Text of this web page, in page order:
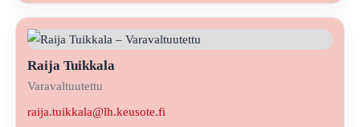
Raija Tuikkala
Varavaltuutettu
raija.tuikkala@lh.keusote.fi